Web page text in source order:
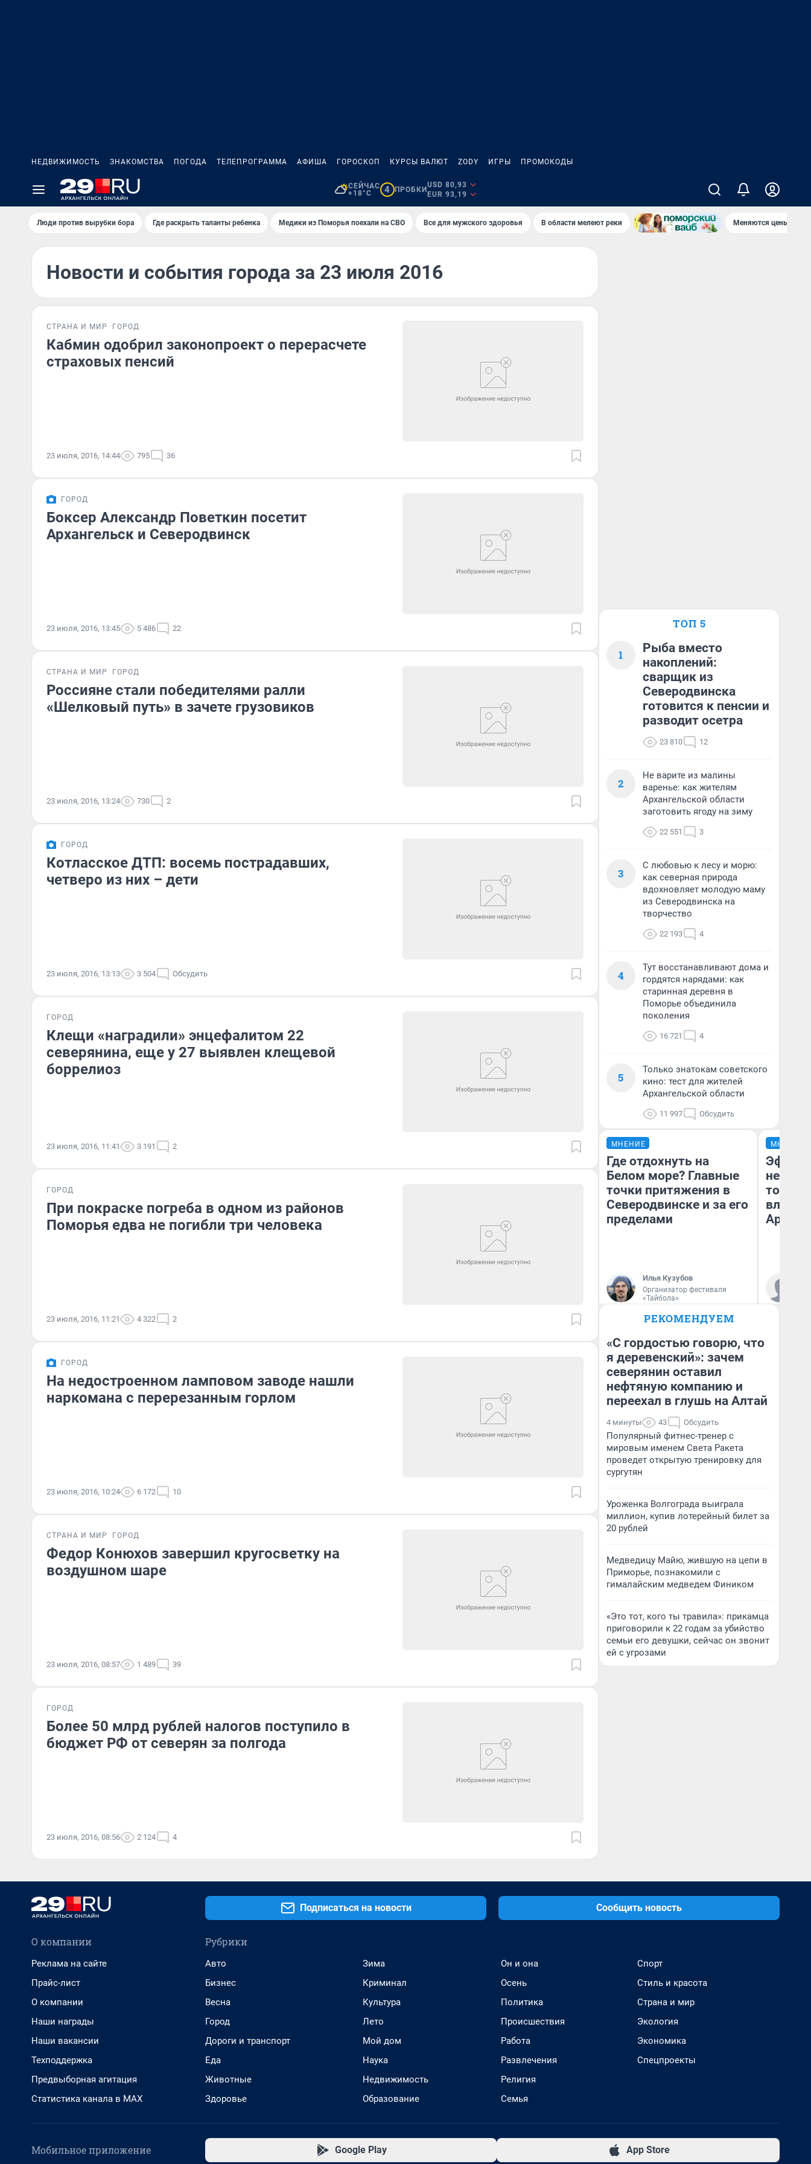
НЕДВИЖИМОСТЬ ЗНАКОМСТВА ПОГОДА ТЕЛЕПРОГРАММА АФИША ГОРОСКОП КУРСЫ ВАЛЮТ ZODY ИГРЫ ПРОМОКОДЫ
СЕЙЧАС
+18°C
4 ПРОБКИ
USD 80,93
EUR 93,19
Люди против вырубки бора Где раскрыть таланты ребенка Медики из Поморья поехали на СВО Все для мужского здоровья В области мелеют реки Меняются цены в
Новости и события города за 23 июля 2016
СТРАНА И МИР ГОРОД
Кабмин одобрил законопроект о перерасчете
страховых пенсий
23 июля, 2016, 14:44 795 36
ГОРОД
Боксер Александр Поветкин посетит
Архангельск и Северодвинск
23 июля, 2016, 13:45 5 486 22
СТРАНА И МИР ГОРОД
Россияне стали победителями ралли
«Шелковый путь» в зачете грузовиков
23 июля, 2016, 13:24 730 2
ГОРОД
Котласское ДТП: восемь пострадавших,
четверо из них – дети
23 июля, 2016, 13:13 3 504 Обсудить
ГОРОД
Клещи «наградили» энцефалитом 22
северянина, еще у 27 выявлен клещевой
боррелиоз
23 июля, 2016, 11:41 3 191 2
ГОРОД
При покраске погреба в одном из районов
Поморья едва не погибли три человека
23 июля, 2016, 11:21 4 322 2
ГОРОД
На недостроенном ламповом заводе нашли
наркомана с перерезанным горлом
23 июля, 2016, 10:24 6 172 10
СТРАНА И МИР ГОРОД
Федор Конюхов завершил кругосветку на
воздушном шаре
23 июля, 2016, 08:57 1 489 39
ГОРОД
Более 50 млрд рублей налогов поступило в
бюджет РФ от северян за полгода
23 июля, 2016, 08:56 2 124 4
ТОП 5
1
Рыба вместо
накоплений:
сварщик из
Северодвинска
готовится к пенсии и
разводит осетра
23 810 12
2
Не варите из малины
варенье: как жителям
Архангельской области
заготовить ягоду на зиму
22 551 3
3
С любовью к лесу и морю:
как северная природа
вдохновляет молодую маму
из Северодвинска на
творчество
22 193 4
4
Тут восстанавливают дома и
гордятся нарядами: как
старинная деревня в
Поморье объединила
поколения
16 721 4
5
Только знатокам советского
кино: тест для жителей
Архангельской области
11 997 Обсудить
МНЕНИЕ
Где отдохнуть на
Белом море? Главные
точки притяжения в
Северодвинске и за его
пределами
Илья Кузубов
Организатор фестиваля
«Тайбола»
МНЕНИЕ
не
РЕКОМЕНДУЕМ
«С гордостью говорю, что
я деревенский»: зачем
северянин оставил
нефтяную компанию и
переехал в глушь на Алтай
4 минуты 43 Обсудить
Популярный фитнес-тренер с
мировым именем Света Ракета
проведет открытую тренировку для
сургутян
Уроженка Волгограда выиграла
миллион, купив лотерейный билет за
20 рублей
Медведицу Майю, жившую на цепи в
Приморье, познакомили с
гималайским медведем Фиником
«Это тот, кого ты травила»: прикамца
приговорили к 22 годам за убийство
семьи его девушки, сейчас он звонит
ей с угрозами
Подписаться на новости Сообщить новость
О компании
Реклама на сайте
Прайс-лист
О компании
Наши награды
Наши вакансии
Техподдержка
Предвыборная агитация
Статистика канала в MAX
Рубрики
Авто
Бизнес
Весна
Город
Дороги и транспорт
Еда
Животные
Здоровье
Зима
Криминал
Культура
Лето
Мой дом
Наука
Недвижимость
Образование
Он и она
Осень
Политика
Происшествия
Работа
Развлечения
Религия
Семья
Спорт
Стиль и красота
Страна и мир
Экология
Экономика
Спецпроекты
Мобильное приложение Google Play App Store